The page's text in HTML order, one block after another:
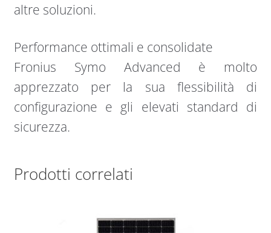
altre soluzioni.
Performance ottimali e consolidate
Fronius Symo Advanced è molto
apprezzato per la sua flessibilità di
configurazione e gli elevati standard di
sicurezza.
Prodotti correlati